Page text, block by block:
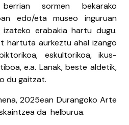
sormen bekarako
edo/eta museo inguruan
erabakia hartu dugu.
hartuta aurkeztu ahal izango
eskultorikoa, ikus-
e.a. Lanak, beste aldetik,
du gaitzat.
2025ean Durangoko Arte
da helburua.